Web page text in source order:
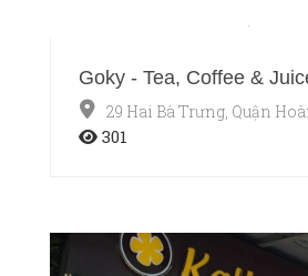
Goky - Tea, Coffee &
29 Hai Bà Trưng, Quận
301